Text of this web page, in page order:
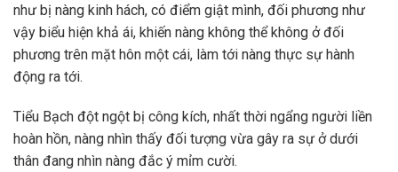
như bị nàng kinh hách, có điểm giật mình, đối phương như
vậy biểu hiện khả ái, khiến nàng không thể không ở đối
phương trên mặt hôn một cái, làm tới nàng thực sự hành
động ra tới.
Tiểu Bạch đột ngột bị công kích, nhất thời ngẩng người liền
hoàn hồn, nàng nhìn thấy đối tượng vừa gây ra sự ở dưới
thân đang nhìn nàng đắc ý mỉm cười.